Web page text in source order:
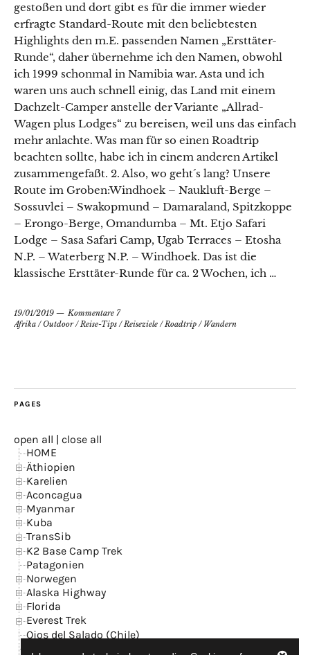
gestoßen und dort gibt es für die immer wieder
erfragte Standard-Route mit den beliebtesten
Highlights den m.E. passenden Namen „Ersttäter-
Runde“, daher übernehme ich den Namen, obwohl
ich 1999 schonmal in Namibia war. Asta und ich
waren uns auch schnell einig, das Land mit einem
Dachzelt-Camper anstelle der Variante „Allrad-
Wagen plus Lodges“ zu bereisen, weil uns das einfach
mehr anlachte. Was man für so einen Roadtrip
beachten sollte, habe ich in einem anderen Artikel
zusammengefaßt. 2. Also, wo geht´s lang? Unsere
Route im Groben:Windhoek – Naukluft-Berge –
Sossuvlei – Swakopmund – Damaraland, Spitzkoppe
– Erongo-Berge, Omandumba – Mt. Etjo Safari
Lodge – Sasa Safari Camp, Ugab Terraces – Etosha
N.P. – Waterberg N.P. – Windhoek. Das ist die
klassische Ersttäter-Runde für ca. 2 Wochen, ich …
19/01/2019
Kommentare 7
Afrika /Outdoor/Reise-Tips /Reiseziele /Roadtrip / Wandern
PAGES
open all
close all
HOME
Äthiopien
Karelien
Aconcagua
Myanmar
Kuba
TransSib
K2 Base Camp Trek
Patagonien
Norwegen
Alaska Highway
Florida
Everest Trek
Ojos del Salado (Chile)